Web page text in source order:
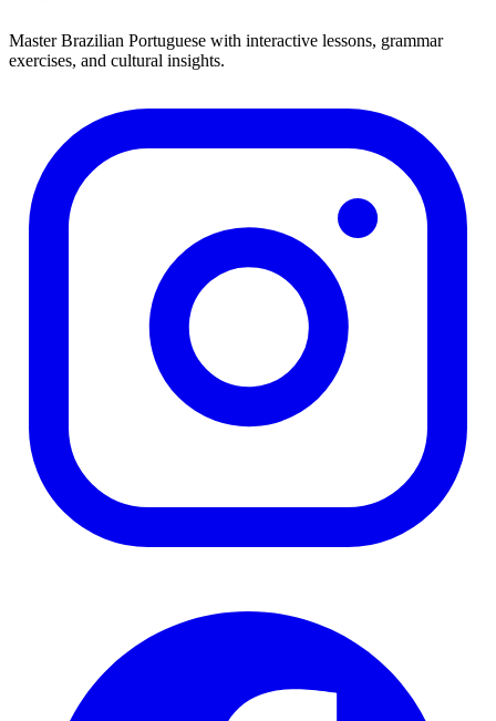
Master Brazilian Portuguese with interactive lessons, grammar
exercises, and cultural insights.